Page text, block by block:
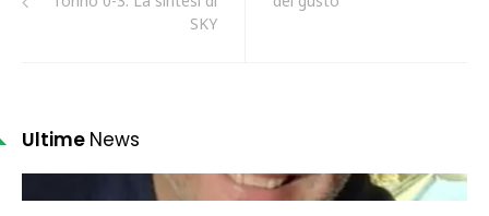
SKY
Ultime News